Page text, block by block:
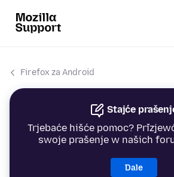
Firefox za Android
Stajće
Trjebaće hišće pomoc?
swoje prašenje w našich
Dale